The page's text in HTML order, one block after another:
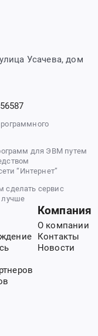
Усачева, дом
для ЭВМ путем
“Интернет”
сервис
лучше
Компания
О компании
Контакты
Новости